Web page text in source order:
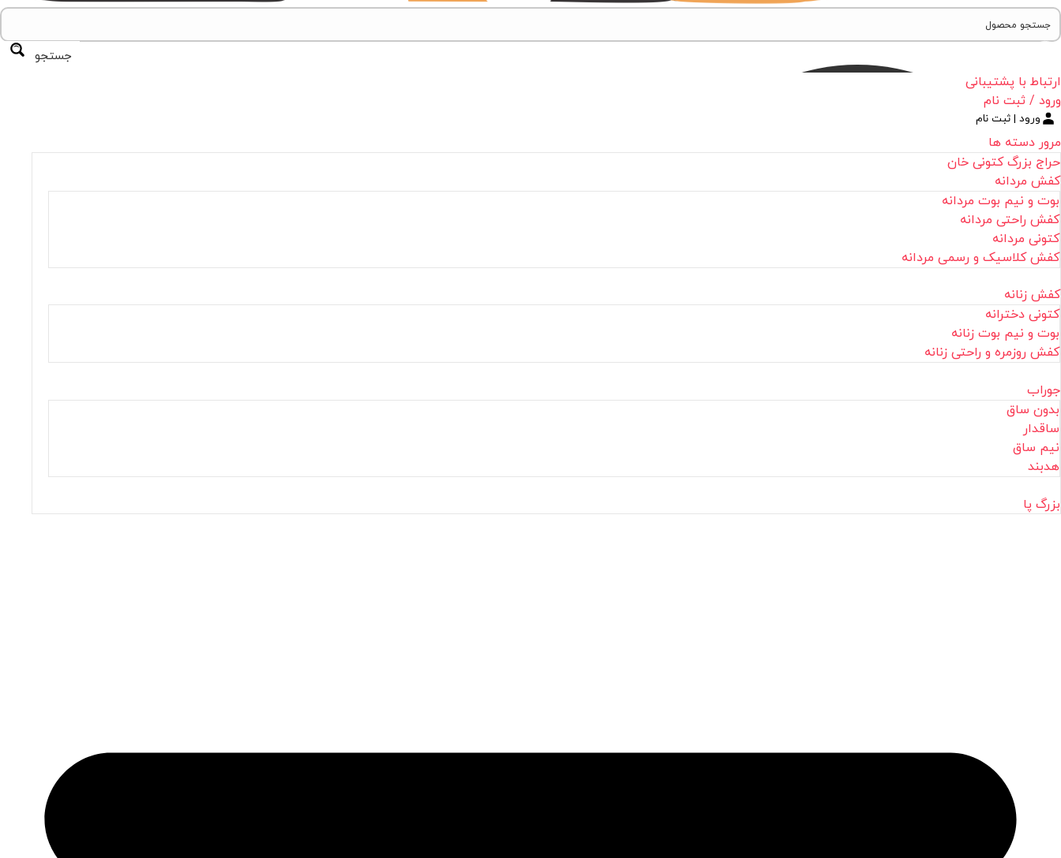
جستجو
ارتباط با پشتیبانی
ورود / ثبت نام
ورود | ثبت نام
مرور دسته ها
حراج بزرگ کتونی خان
کفش مردانه
بوت و نیم بوت مردانه
کفش راحتی مردانه
کتونی مردانه
کفش کلاسیک و رسمی مردانه
کفش زنانه
کتونی دخترانه
بوت و نیم بوت زنانه
کفش روزمره و راحتی زنانه
جوراب
بدون ساق
ساقدار
نیم ساق
هدبند
بزرگ پا